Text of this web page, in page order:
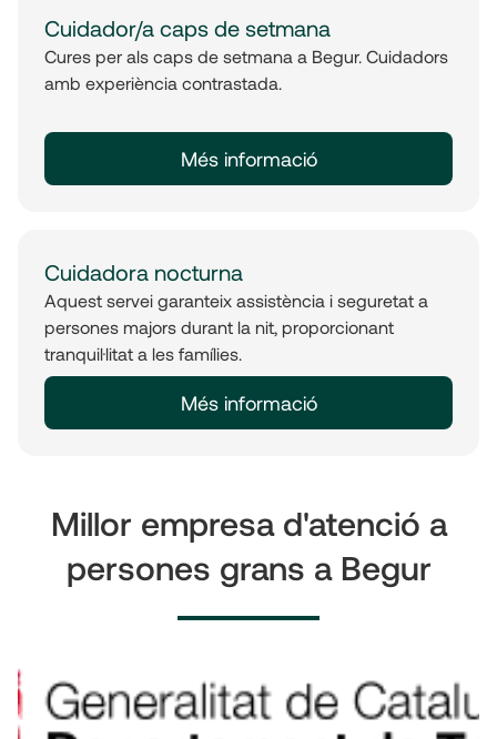
Cuidador/a caps de setmana
Cures per als caps de setmana a Begur. Cuidadors
amb experiència contrastada.
Més informació
Cuidadora nocturna
Aquest servei garanteix assistència i seguretat a
persones majors durant la nit, proporcionant
tranquil·litat a les famílies.
Més informació
Millor empresa d'atenció a
persones grans a Begur